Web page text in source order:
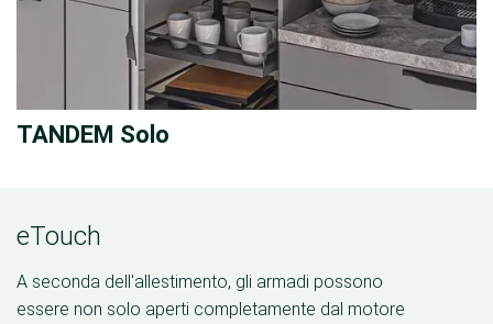
TANDEM Solo
eTouch
A seconda dell'allestimento, gli armadi possono
essere non solo aperti completamente dal motore